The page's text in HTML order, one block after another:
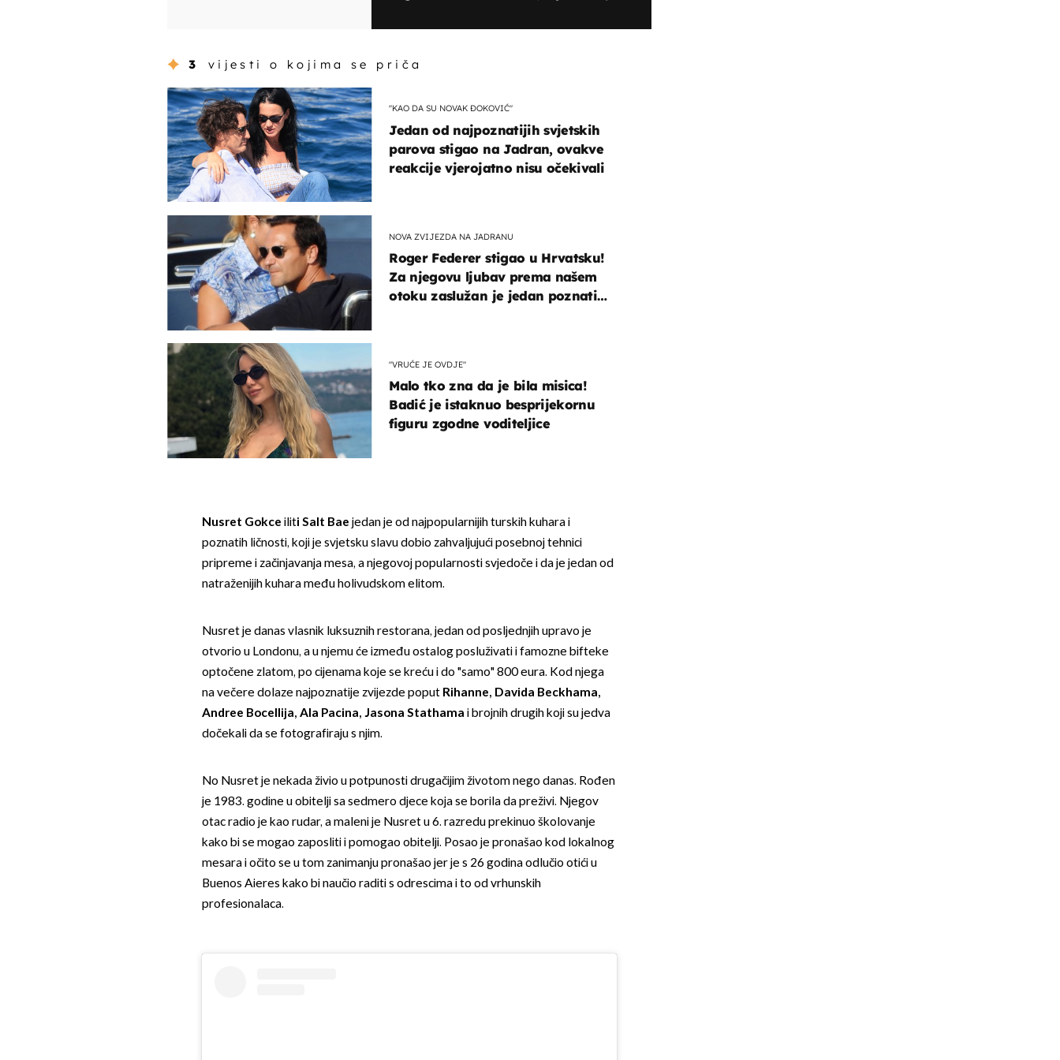
3 vijesti o kojima se priča
"KAO DA SU NOVAK ĐOKOVIĆ"
Jedan od najpoznatijih svjetskih
parova stigao na Jadran, ovakve
reakcije vjerojatno nisu očekivali
NOVA ZVIJEZDA NA JADRANU
Roger Federer stigao u Hrvatsku!
Za njegovu ljubav prema našem
otoku zaslužan je jedan poznati
"VRUĆE JE OVDJE"
Malo tko zna da je bila misica!
Badić je istaknuo besprijekornu
figuru zgodne voditeljice
Nusret Gokce iliti Salt Bae jedan je od najpopularnijih turskih kuhara i
poznatih ličnosti, koji je svjetsku slavu dobio zahvaljujući posebnoj tehnici
pripreme i začinjavanja mesa, a njegovoj popularnosti svjedoče i da je jedan od
natraženijih kuhara među holivudskom elitom.
Nusret je danas vlasnik luksuznih restorana, jedan od posljednjih upravo je
otvorio u Londonu, a u njemu će između ostalog posluživati i famozne bifteke
optočene zlatom, po cijenama koje se kreću i do "samo" 800 eura. Kod njega
na večere dolaze najpoznatije zvijezde poput Rihanne, Davida Beckhama,
Andree Bocellija, Ala Pacina, Jasona Stathama i brojnih drugih koji su jedva
dočekali da se fotografiraju s njim.
No Nusret je nekada živio u potpunosti drugačijim životom nego danas. Rođen
je 1983. godine u obitelji sa sedmero djece koja se borila da preživi. Njegov
otac radio je kao rudar, a maleni je Nusret u 6. razredu prekinuo školovanje
kako bi se mogao zaposliti i pomogao obitelji. Posao je pronašao kod lokalnog
mesara i očito se u tom zanimanju pronašao jer je s 26 godina odlučio otići u
Buenos Aieres kako bi naučio raditi s odrescima i to od vrhunskih
profesionalaca.